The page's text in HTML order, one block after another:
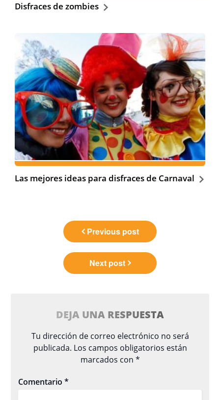
Disfraces de zombies
Las mejores ideas para disfraces de Carnaval
Navegación
Previous post
Next post
DEJA UNA RESPUESTA
Tu dirección de correo electrónico no será
publicada. Los campos obligatorios están
marcados con *
Comentario*